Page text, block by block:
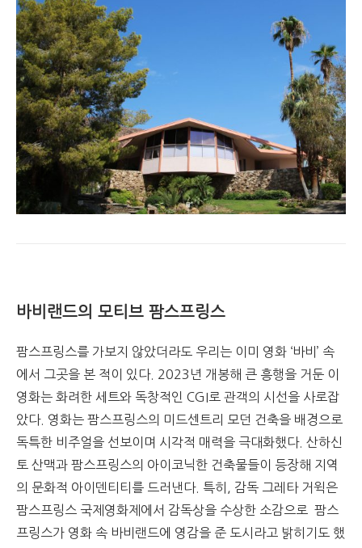
바비랜드의 모티브 팜스프링스
팜스프링스를 가보지 않았더라도 우리는 이미 영화 ‘바비’ 속
에서 그곳을 본 적이 있다. 2023년 개봉해 큰 흥행을 거둔 이
영화는 화려한 세트와 독창적인 CGI로 관객의 시선을 사로잡
았다. 영화는 팜스프링스의 미드센트리 모던 건축을 배경으로
독특한 비주얼을 선보이며 시각적 매력을 극대화했다. 산하신
토 산맥과 팜스프링스의 아이코닉한 건축물들이 등장해 지역
의 문화적 아이덴티티를 드러낸다. 특히, 감독 그레타 거윅은
팜스프링스 국제영화제에서 감독상을 수상한 소감으로 팜스
프링스가 영화 속 바비랜드에 영감을 준 도시라고 밝히기도 했